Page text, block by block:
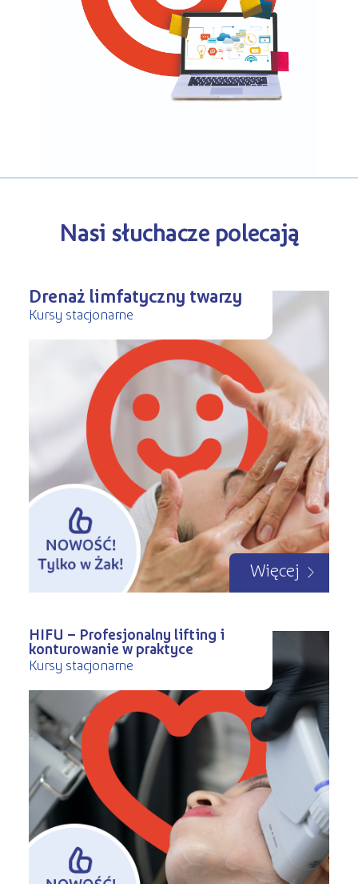
Kursy stacjonarne
Kariera
STREFA SŁUCHACZA
Nasi słuchacze polecają
Drenaż limfatyczny twarzy
Kursy stacjonarne
Więcej
HIFU – Profesjonalny lifting i
konturowanie w praktyce
Kursy stacjonarne